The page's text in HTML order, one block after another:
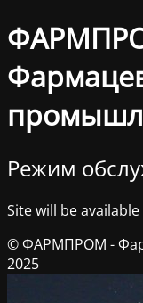
Режим
Site will be
© ФАРМПРОМ -
2025